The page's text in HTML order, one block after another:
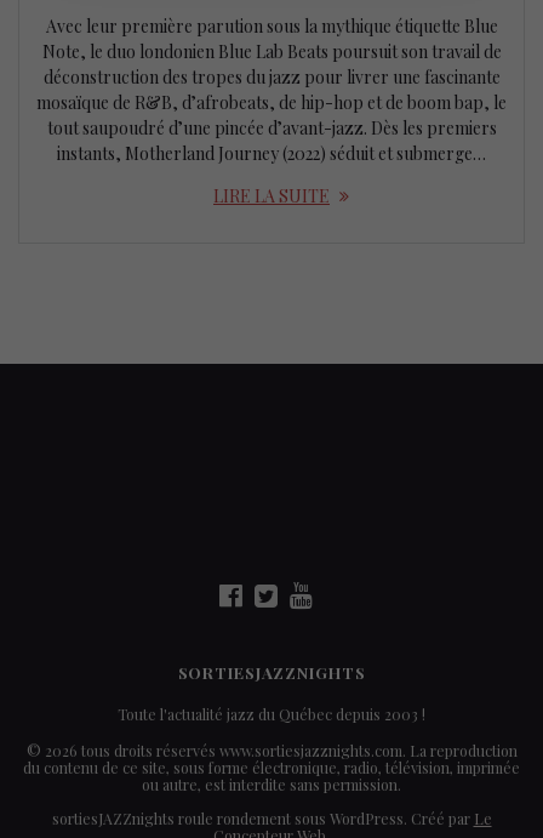
Avec leur première parution sous la mythique étiquette Blue
Note, le duo londonien Blue Lab Beats poursuit son travail de
déconstruction des tropes du jazz pour livrer une fascinante
mosaïque de R&B, d’afrobeats, de hip-hop et de boom bap, le
tout saupoudré d’une pincée d’avant-jazz. Dès les premiers
instants, Motherland Journey (2022) séduit et submerge…
LIRE LA SUITE
SORTIESJAZZNIGHTS
Toute l'actualité jazz du Québec depuis 2003 !
© 2026 tous droits réservés www.sortiesjazznights.com. La reproduction
du contenu de ce site, sous forme électronique, radio, télévision, imprimée
ou autre, est interdite sans permission.
sortiesJAZZnights roule rondement sous WordPress. Créé par Le